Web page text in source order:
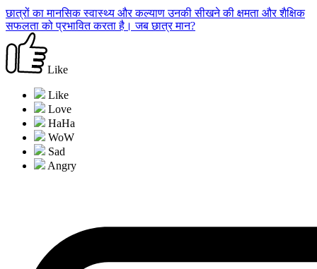
छात्रों का मानसिक स्वास्थ्य और कल्याण उनकी सीखने की क्षमता और शैक्षिक
सफलता को प्रभावित करता है। जब छात्र मान?
Like